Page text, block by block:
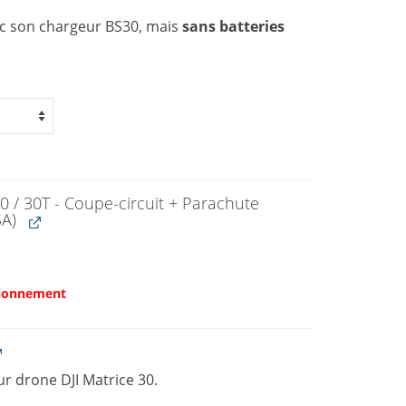
son chargeur BS30, mais sans batteries
/ 30T - Coupe-circuit + Parachute
drone DJI Matrice 30.